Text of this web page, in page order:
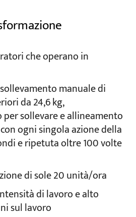
che operano in
manuale di
da 24,6 kg,
per sollevare e allineamento
ogni singola azione della
e ripetuta oltre 100 volte
di sole 20 unità/ora
di lavoro e alto
sul lavoro